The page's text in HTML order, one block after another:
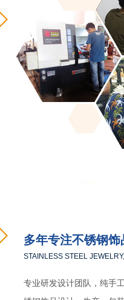
多年专注不锈钢
STAINLESS STEEL
专业研发设计团队，纯手